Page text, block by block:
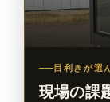
目利きが選
現場の課